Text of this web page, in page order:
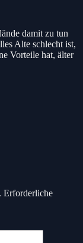
damit zu tun
Alte schlecht ist,
Vorteile hat, älter
Erforderliche